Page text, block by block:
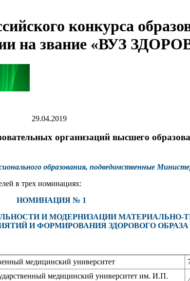
конкурса
на звание «ВУЗ
29.04.2019
организаций высшего
образования, подведомственные
в трех номинациях:
НОМИНАЦИЯ № 1
И МОДЕРНИЗАЦИИ МАТЕРИАЛЬНО-
И ФОРМИРОВАНИЯ ЗДОРОВОГО ОБРАЗА
медицинский университет
медицинский университет им. И.П.